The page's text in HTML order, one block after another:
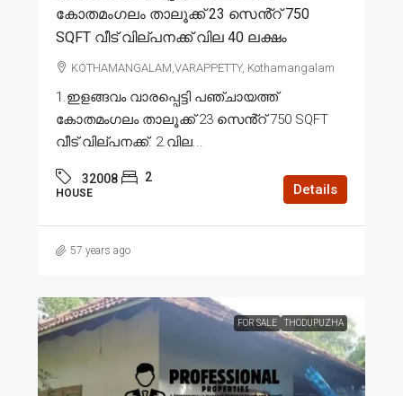
കോതമംഗലം താലൂക്ക് 23 സെൻ്റ് 750
SQFT വീട് വില്പനക്ക് വില 40 ലക്ഷം
KOTHAMANGALAM,VARAPPETTY, Kothamangalam
1.ഇളങ്ങവം വാരപ്പെട്ടി പഞ്ചായത്ത്
കോതമംഗലം താലൂക്ക് 23 സെൻ്റ് 750 SQFT
വീട് വില്പനക്ക്. 2.വില...
32008 2
HOUSE Details
57 years ago
FOR SALE THODUPUZHA